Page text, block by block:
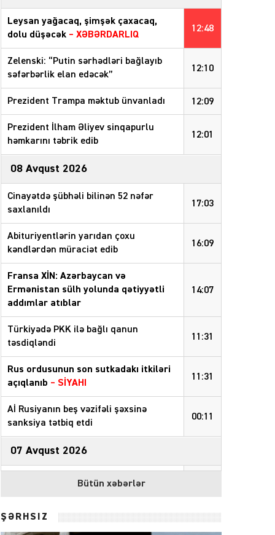
12:48
Leysan yağacaq, şimşək çaxacaq,
dolu düşəcək – XƏBƏRDARLIQ
12:10
Zelenski: “Putin sərhədləri bağlayıb
səfərbərlik elan edəcək”
12:09
Prezident Trampa məktub ünvanladı
12:01
Prezident İlham Əliyev sinqapurlu
həmkarını təbrik edib
08 Avqust 2026
17:03
Cinayətdə şübhəli bilinən 52 nəfər
saxlanıldı
16:09
Abituriyentlərin yarıdan çoxu
kəndlərdən müraciət edib
14:07
Fransa XİN: Azərbaycan və
Ermənistan sülh yolunda qətiyyətli
addımlar atıblar
11:31
Türkiyədə PKK ilə bağlı qanun
təsdiqləndi
11:31
Rus ordusunun son sutkadakı itkiləri
açıqlanıb – SİYAHI
00:11
Aİ Rusiyanın beş vəzifəli şəxsinə
sanksiya tətbiq etdi
07 Avqust 2026
Ağdaşda erkən nikahın qarşısı alındı
23:29
keçib
Bütün xəbərlər
ŞƏRHSİZ